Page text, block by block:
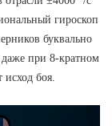
гироскоп
буквально
даже при 8-кратном
боя.